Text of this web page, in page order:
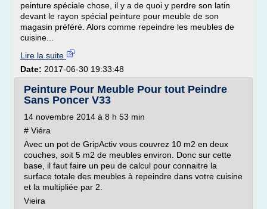
peinture spéciale chose, il y a de quoi y perdre son latin
devant le rayon spécial peinture pour meuble de son
magasin préféré. Alors comme repeindre les meubles de
cuisine...
Lire la suite
Date: 2017-06-30 19:33:48
Peinture Pour Meuble Pour tout Peindre
Sans Poncer V33
14 novembre 2014 à 8 h 53 min
# Viéra
Avec un pot de GripActiv vous couvrez 10 m2 en deux
couches, soit 5 m2 de meubles environ. Donc sur cette
base, il faut faire un peu de calcul pour connaitre la
surface totale des meubles à repeindre dans votre cuisine
et la multipliée par 2.
Vieira